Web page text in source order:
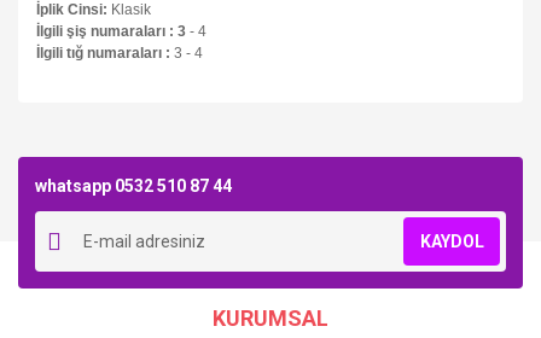
İplik Cinsi: Klasik
İlgili şiş numaraları : 3 - 4
İlgili tığ numaraları : 3 - 4
whatsapp 0532 510 87 44
KAYDOL
KURUMSAL